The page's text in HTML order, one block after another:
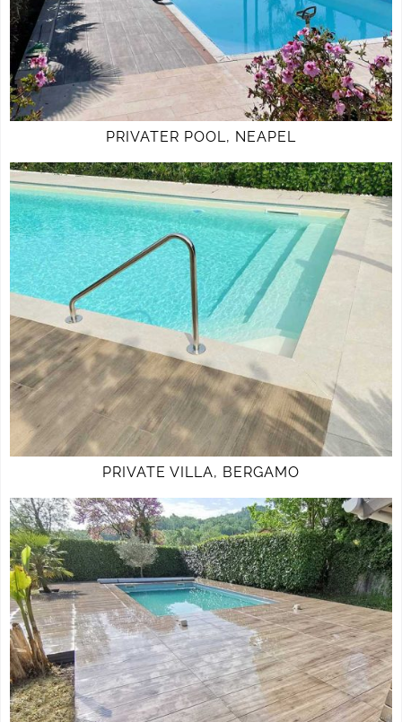
PRIVATER POOL, NEAPEL
PRIVATE VILLA, BERGAMO